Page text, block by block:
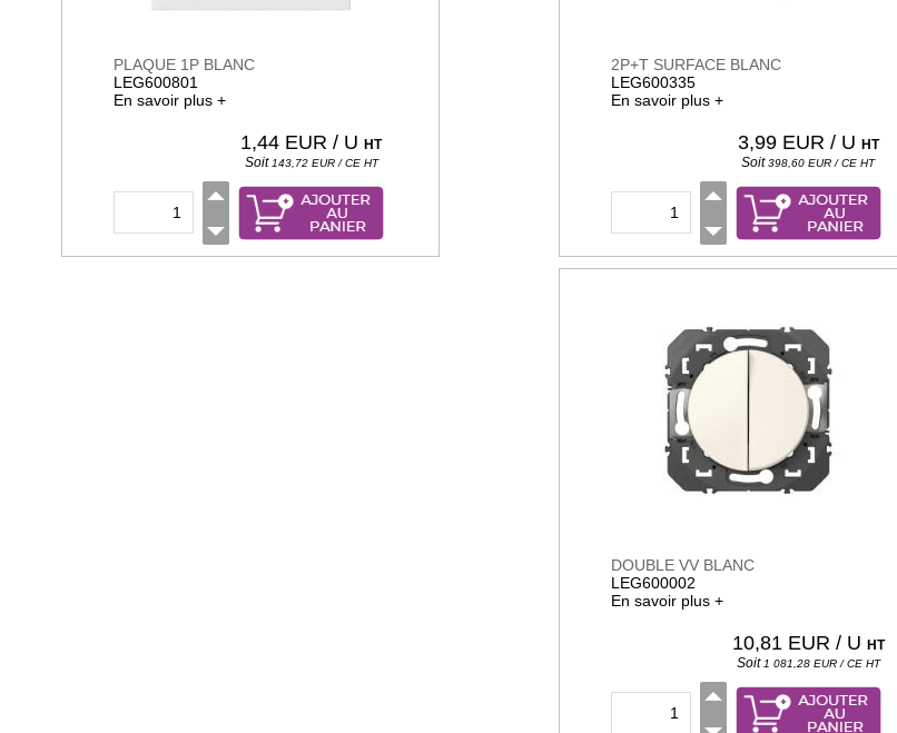
PLAQUE 1P BLANC
LEG600801
En savoir plus +
1,44 EUR / U HT
Soit 143,72 EUR / CE HT
2P+T SURFACE BLANC
LEG600335
En savoir plus +
3,99 EUR / U HT
Soit398,60EUR / CE HT
DOUBLE VV BLANC
LEG600002
En savoir plus +
10,81 EUR / U HT
Soit 1 081,28 EUR / CE HT